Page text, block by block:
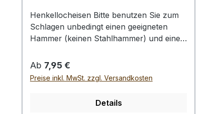
Henkellocheisen Bitte benutzen Sie zum
Schlagen unbedingt einen geeigneten
Hammer (keinen Stahlhammer) und eine
Schneidmatte) um eine Beschädigung des
Werkzeugs auszuschliessen, siehe
Zubehör. Verfügbare Größen:- Ø 1,0 mm-
mm- Ø 6,0 mm- Ø 7,0 mm- Ø 8,0 mm- Ø
Regulärer Preis:
Ab 7,95 €
Preise inkl. MwSt. zzgl. Versandkosten
Details